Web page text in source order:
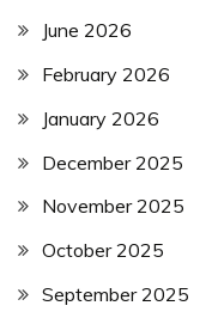
June 2026
February 2026
January 2026
December 2025
November 2025
October 2025
September 2025